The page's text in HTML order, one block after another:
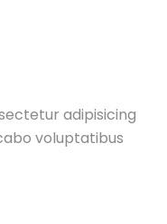
adipisicing
voluptatibus